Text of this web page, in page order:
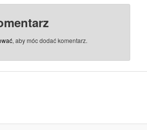
, aby móc dodać komentarz.